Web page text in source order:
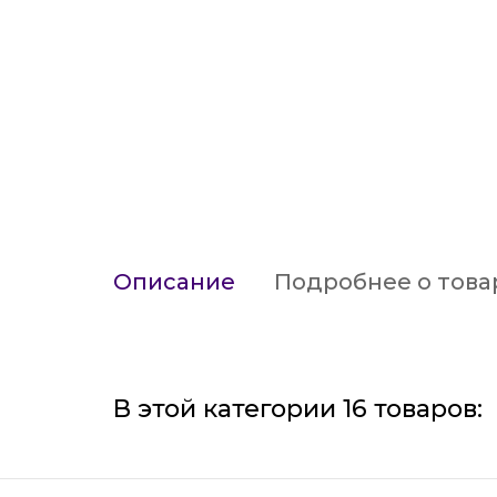
Описание Подробнее о
В этой категории 16 товаров: